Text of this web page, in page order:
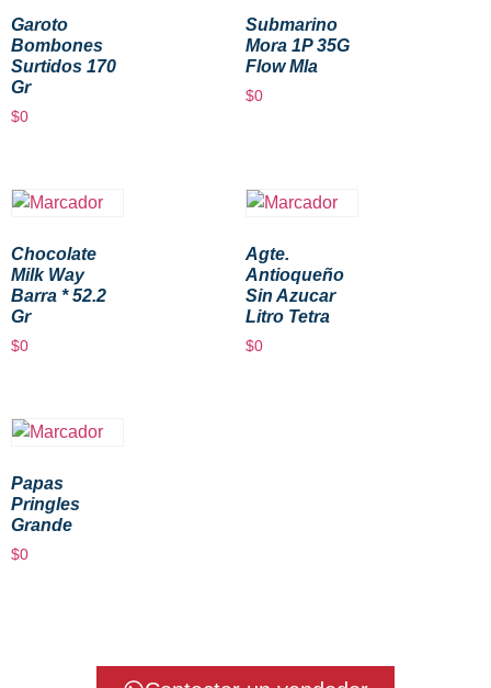
Garoto
Bombones
Surtidos 170
Gr
$0
Submarino
Mora 1P 35G
Flow Mla
$0
Chocolate
Milk Way
Barra * 52.2
Gr
$0
Agte.
Antioqueño
Sin Azucar
Litro Tetra
$0
Papas
Pringles
Grande
$0